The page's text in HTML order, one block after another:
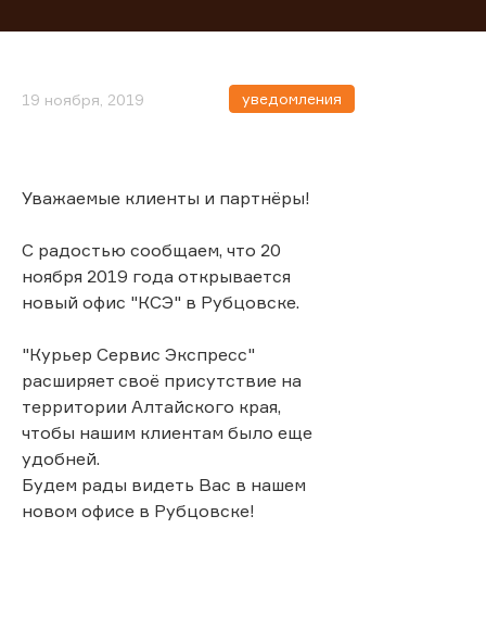
19 ноября, 2019 уведомления
Уважаемые клиенты и партнёры!
С радостью сообщаем, что 20
ноября 2019 года открывается
новый офис "КСЭ" в Рубцовске.
"Курьер Сервис Экспресс"
расширяет своё присутствие на
территории Алтайского края,
чтобы нашим клиентам было еще
удобней.
Будем рады видеть Вас в нашем
новом офисе в Рубцовске!